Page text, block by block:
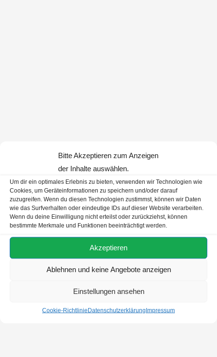
Bitte Akzeptieren zum Anzeigen
der Inhalte auswählen.
Um dir ein optimales Erlebnis zu bieten, verwenden wir Technologien wie
Cookies, um Geräteinformationen zu speichern und/oder darauf
zuzugreifen. Wenn du diesen Technologien zustimmst, können wir Daten
wie das Surfverhalten oder eindeutige IDs auf dieser Website verarbeiten.
Wenn du deine Einwilligung nicht erteilst oder zurückziehst, können
bestimmte Merkmale und Funktionen beeinträchtigt werden.
Akzeptieren
Ablehnen und keine Angebote anzeigen
Einstellungen ansehen
Cookie-RichtlinieDatenschutzerklärungImpressum